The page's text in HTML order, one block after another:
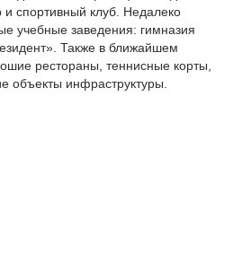
и спортивный клуб. Недалеко
учебные заведения: гимназия
Также в ближайшем
рестораны, теннисные корты,
объекты инфраструктуры.